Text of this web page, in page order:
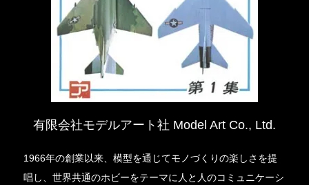
有限会社モデルアート社 Model Art Co., Ltd.
1966年の創業以来、模型を通じてモノづくりの楽しさを提
唱し、世界共通のホビーをテーマに人と人のコミュニケーシ